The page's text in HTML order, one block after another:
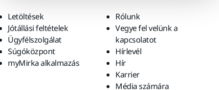
Letöltések
Jótállási feltételek
Ügyfélszolgálat
Súgóközpont
myMirka alkalmazás
Rólunk
Vegye fel velünk a
kapcsolatot
Hírlevél
Hír
Karrier
Média számára